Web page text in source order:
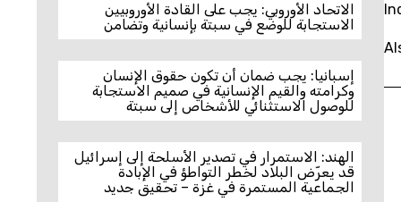
الاتحاد الأوروبي: يجب على القادة الأوروبيين
الاستجابة للوضع في سبتة بإنسانية وتضامن
إسبانيا: يجب ضمان أن تكون حقوق الإنسان
وكرامته والقيم الإنسانية في صميم الاستجابة
للوصول الاستثنائي للأشخاص إلى سبتة
الهند: الاستمرار في تصدير الأسلحة إلى إسرائيل
قد يعرّض البلاد لخطر التواطؤ في الإبادة
الجماعية المستمرة في غزة – تحقيق جديد